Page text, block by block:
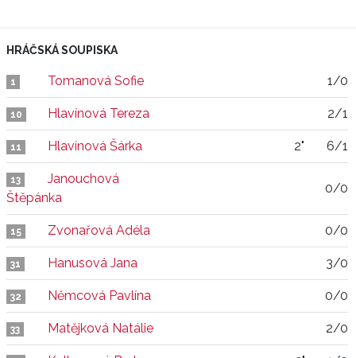
HRÁČSKÁ SOUPISKA
1 Tomanová Sofie 1/0
10 Hlavínová Tereza 2/1
11 Hlavínová Šárka 2" 6/1
13
Janouchová
Štěpánka
0/0
15 Zvonařová Adéla 0/0
31 Hanusová Jana 3/0
32 Němcová Pavlína 0/0
33 Matějková Natálie 2/0